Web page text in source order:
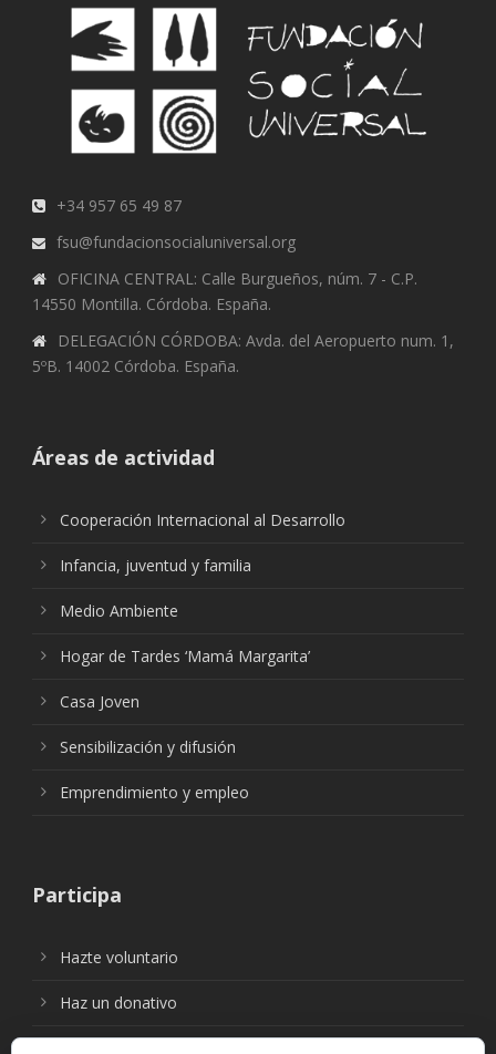
+34 957 65 49 87
fsu@fundacionsocialuniversal.org
OFICINA CENTRAL: Calle Burgueños, núm. 7 - C.P.
14550 Montilla. Córdoba. España.
DELEGACIÓN CÓRDOBA: Avda. del Aeropuerto num. 1,
5ºB. 14002 Córdoba. España.
Áreas de actividad
Cooperación Internacional al Desarrollo
Infancia, juventud y familia
Medio Ambiente
Hogar de Tardes ‘Mamá Margarita’
Casa Joven
Sensibilización y difusión
Emprendimiento y empleo
Participa
Hazte voluntario
Haz un donativo